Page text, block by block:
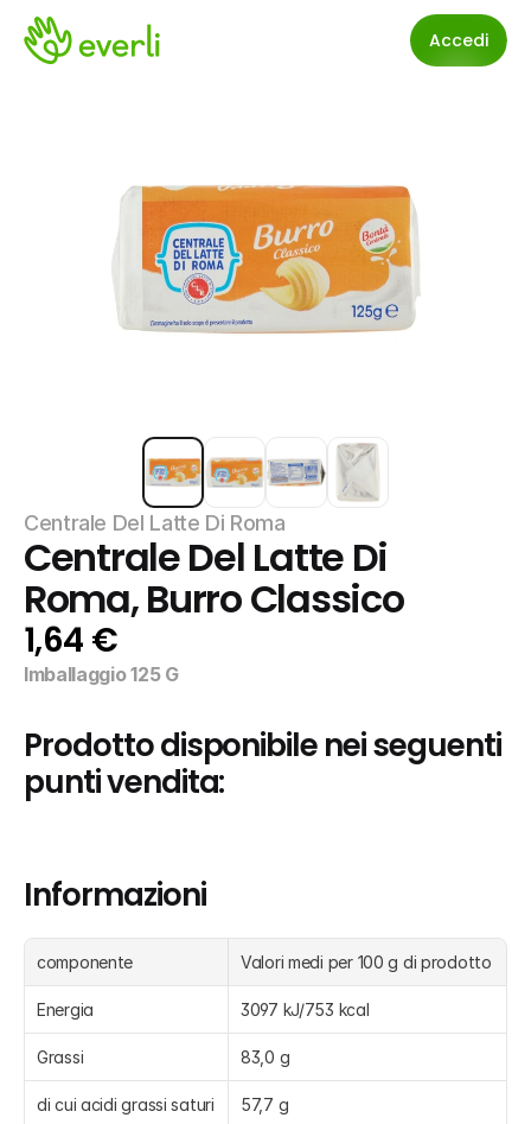
Accedi
Centrale Del Latte Di Roma
Centrale Del Latte Di
Roma, Burro Classico
1,64 €
Imballaggio 125 G
Prodotto disponibile nei seguenti
punti vendita:
Informazioni
componente Valori medi per 100 g di prodotto
Energia 3097 kJ/753 kcal
Grassi 83,0 g
di cui acidi grassi saturi 57,7 g